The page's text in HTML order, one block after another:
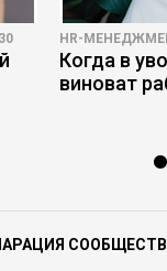
30 HR-
Когда в
виноват